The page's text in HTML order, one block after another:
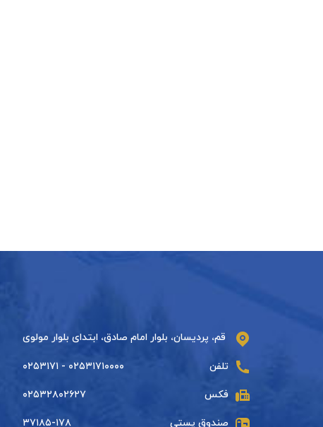
قم، پردیسان، بلوار امام صادق، ابتدای بلوار مولوی
تلفن ۰۲۵۳۱۷۱۰۰۰۰ - ۰۲۵۳۱۷۱
فکس ۰۲۵۳۲۸۰۲۶۲۷
صندوق پستی ۳۷۱۸۵-۱۷۸